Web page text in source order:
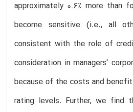
approximately 0.6% more than
become sensitive (i.e., all
consistent with the role of
consideration in managers’
because of the costs and
rating levels. Further, we find